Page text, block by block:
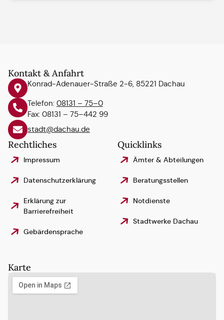
Kontakt & Anfahrt
Konrad-Adenauer-Straße 2-6, 85221 Dachau
Telefon: 08131 – 75–0
Fax: 08131 – 75–442 99
stadt@dachau.de
Rechtliches
Impressum
Datenschutzerklärung
Erklärung zur
Barrierefreiheit
Gebärdensprache
Quicklinks
Ämter & Abteilungen
Beratungsstellen
Notdienste
Stadtwerke Dachau
Karte